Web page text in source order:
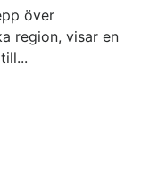
över
region, visar en